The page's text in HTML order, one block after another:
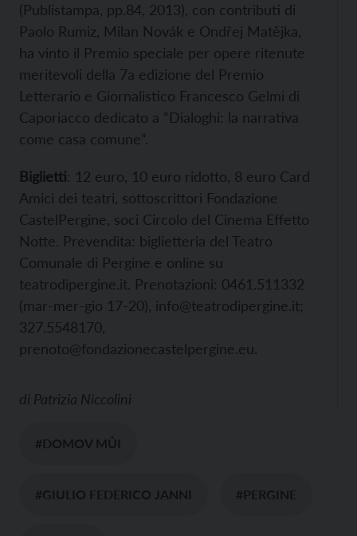
(Publistampa, pp.84, 2013), con contributi di
Paolo Rumiz, Milan Novák e Ondřej Matějka,
ha vinto il Premio speciale per opere ritenute
meritevoli della 7a edizione del Premio
Letterario e Giornalistico Francesco Gelmi di
Caporiacco dedicato a “Dialoghi: la narrativa
come casa comune”.
Biglietti: 12 euro, 10 euro ridotto, 8 euro Card
Amici dei teatri, sottoscrittori Fondazione
CastelPergine, soci Circolo del Cinema Effetto
Notte. Prevendita: biglietteria del Teatro
Comunale di Pergine e online su
teatrodipergine.it. Prenotazioni: 0461.511332
(mar-mer-gio 17-20), info@teatrodipergine.it;
327.5548170,
prenoto@fondazionecastelpergine.eu.
di Patrizia Niccolini
#DOMOV MŮI
#GIULIO FEDERICO JANNI #PERGINE